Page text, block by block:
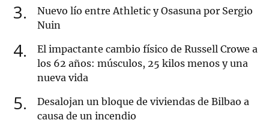
3
Nuevo lío entre Athletic y Osasuna por Sergio
Nuin
4
El impactante cambio físico de Russell Crowe a
los 62 años: músculos, 25 kilos menos y una
nueva vida
5
Desalojan un bloque de viviendas de Bilbao a
causa de un incendio